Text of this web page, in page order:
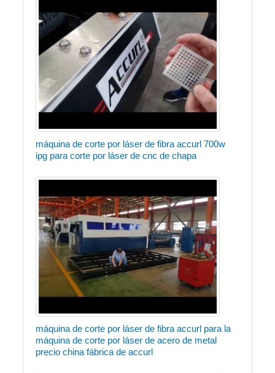
máquina de corte por láser de fibra accurl 700w
ipg para corte por láser de cnc de chapa
máquina de corte por láser de fibra accurl para la
máquina de corte por láser de acero de metal
precio china fábrica de accurl